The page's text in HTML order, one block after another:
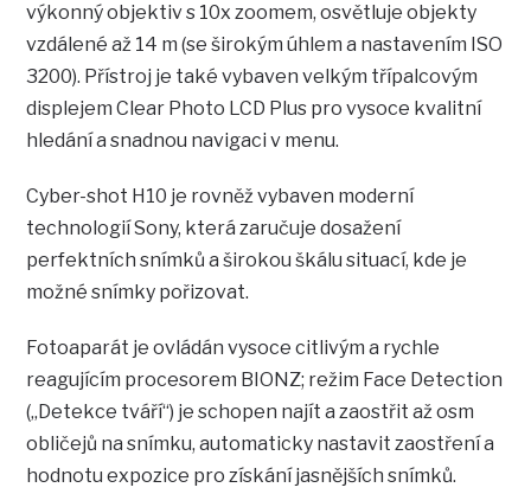
výkonný objektiv s 10x zoomem, osvětluje objekty
vzdálené až 14 m (se širokým úhlem a nastavením ISO
3200). Přístroj je také vybaven velkým třípalcovým
displejem Clear Photo LCD Plus pro vysoce kvalitní
hledání a snadnou navigaci v menu.
Cyber-shot H10 je rovněž vybaven moderní
technologií Sony, která zaručuje dosažení
perfektních snímků a širokou škálu situací, kde je
možné snímky pořizovat.
Fotoaparát je ovládán vysoce citlivým a rychle
reagujícím procesorem BIONZ; režim Face Detection
(„Detekce tváří“) je schopen najít a zaostřit až osm
obličejů na snímku, automaticky nastavit zaostření a
hodnotu expozice pro získání jasnějších snímků.